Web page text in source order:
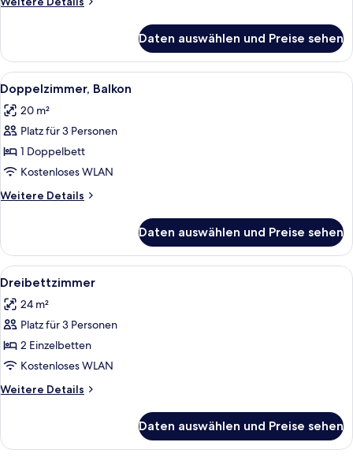
Balkon
Daten auswählen und Preise sehen
Alle
Fotos
für
Doppelzimmer,
Balkon
anzeigen
Doppelzimmer, Balkon | Zimmersafe,
2
Doppelzimmer, Balkon
20 m²
Platz für 3 Personen
1 Doppelbett
Kostenloses WLAN
Weitere Details
Weitere
Balkon
Daten auswählen und Preise sehen
Alle
Fotos
für
Dreibettzimmer
anzeigen
Ein modernes Badezimmer mit
2
Dreibettzimmer
24 m²
Platz für 3 Personen
2 Einzelbetten
Kostenloses WLAN
Weitere Details
Weitere
Daten auswählen und Preise sehen